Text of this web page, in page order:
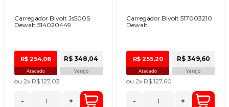
Carregador Bivolt Js500S
Dewalt 514020449
R$ 254,06
Atacado
R$ 348,04
Varejo
ou 2x R$ 127,03
- +
Carregador Bivolt 517003210
Dewalt
R$ 255,20
Atacado
R$ 349,60
Varejo
ou 2x R$ 127,60
- +